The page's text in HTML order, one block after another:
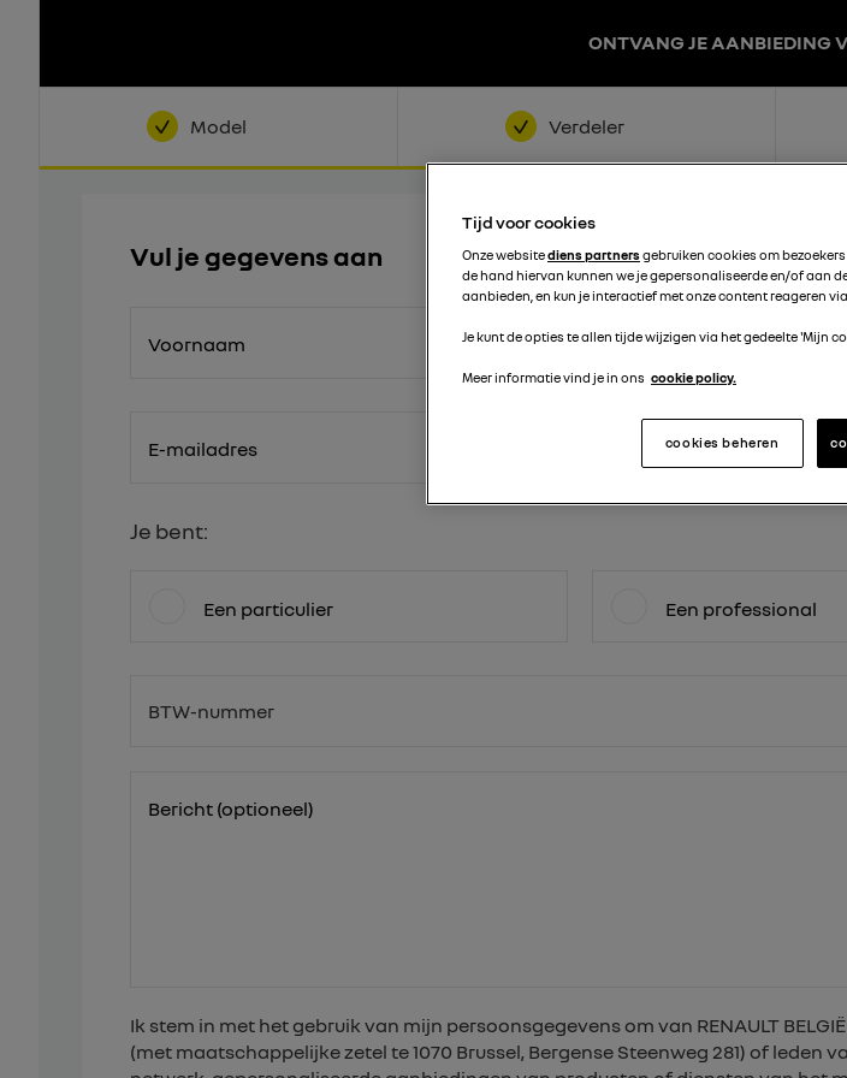
ONTVANG JE AANBIEDING
Model Verdeler
Vul je gegevens aan
Voornaam Achternaam
E-mailadres Telefoon
Je bent:
Een particulier Een professional
BTW-nummer
BE
Bericht (optioneel)
Ik stem in met het gebruik van mijn persoonsgegevens om van RENAULT BELGIË
(met maatschappelijke zetel te 1070 Brussel, Bergense Steenweg 281) of leden
Tijd voor cookies
Onze websitediens partnersgebruiken cookies om
de hand hiervan kunnen we je gepersonaliseerde en/of aan
aanbieden, en kun je interactief met onze content reageren
Je kunt de opties te allen tijde wijzigen via het gedeelte 'Mijn
Meer informatie vind je in ons cookie policy.
cookies beheren